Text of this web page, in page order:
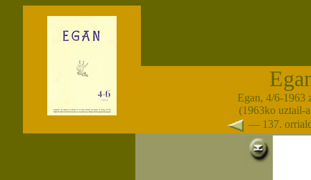
Egan, 4/6-1963
(1963ko uztail-
— 137.